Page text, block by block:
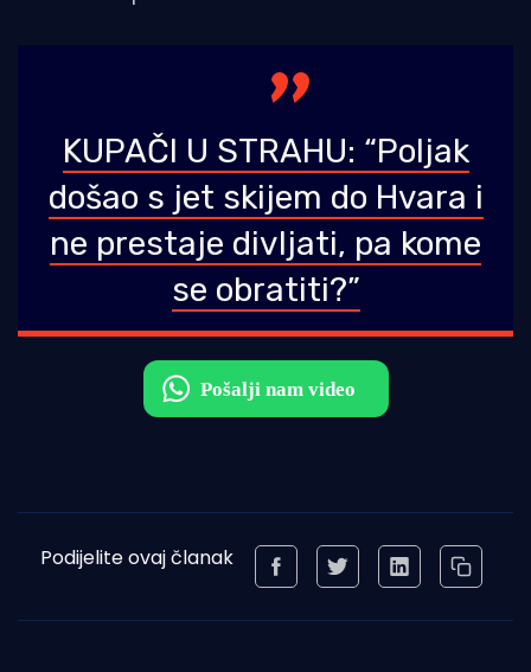
KUPAČI U STRAHU: “Poljak
došao s jet skijem do Hvara i
ne prestaje divljati, pa kome
se obratiti?”
Podijelite ovaj članak